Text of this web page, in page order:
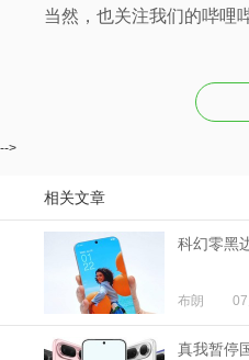
当然，也关注我们的哔哩
-->
相关文章
科幻零黑
布朗
真我暂停